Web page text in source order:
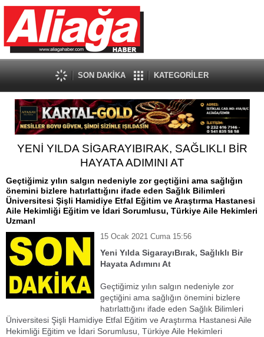
SON DAKİKA KATEGORİLER
YENİ YILDA SİGARAYIBIRAK, SAĞLIKLI BİR
HAYATA ADIMINI AT
Geçtiğimiz yılın salgın nedeniyle zor geçtiğini ama sağlığın
önemini bizlere hatırlattığını ifade eden Sağlık Bilimleri
Üniversitesi Şişli Hamidiye Etfal Eğitim ve Araştırma Hastanesi
Aile Hekimliği Eğitim ve İdari Sorumlusu, Türkiye Aile Hekimleri
Uzmanl
15 Ocak 2021 Cuma 15:56
Yeni Yılda SigarayıBırak, Sağlıklı Bir
Hayata Adımını At
Geçtiğimiz yılın salgın nedeniyle zor
geçtiğini ama sağlığın önemini bizlere
hatırlattığını ifade eden Sağlık Bilimleri
Üniversitesi Şişli Hamidiye Etfal Eğitim ve Araştırma Hastanesi Aile
Hekimliği Eğitim ve İdari Sorumlusu, Türkiye Aile Hekimleri